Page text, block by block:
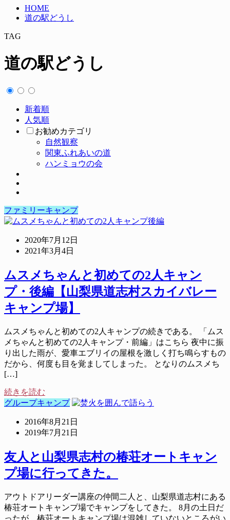
HOME
道の駅どうし
TAG
道の駅どうし
新着順
人気順
お勧めカテゴリ
自然観察
関東ふれあいの道
ハンミョウの会
ファミリーキャンプ
2020年7月12日
2021年3月4日
ムスメちゃんと初めての2人キャン
プ・後編【山梨県道志村スカイバレー
キャンプ場】
ムスメちゃんと初めての2人キャンプの続きである。 「ムス
メちゃんと初めての2人キャンプ・前編」はこちら 夜中に振
り出した雨が、愛車エブリイの屋根を激しく打ち鳴らすもの
だから、何度も目を覚ましてしまった。 となりのムスメち
[…]
続きを読む
グループキャンプ
2016年8月21日
2019年7月21日
友人と山梨県志村の椿荘オートキャン
プ場に行ってきた。
アウトドアリーダー講座の仲間二人と、山梨県道志村にある
椿荘オートキャンプ場でキャンプをしてきた。 8月の土日だ
ったが、椿荘オートキャンプ場は混雑していないところがい